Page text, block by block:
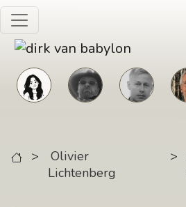
Skip to main content
>
Olivier
Lichtenberg
>